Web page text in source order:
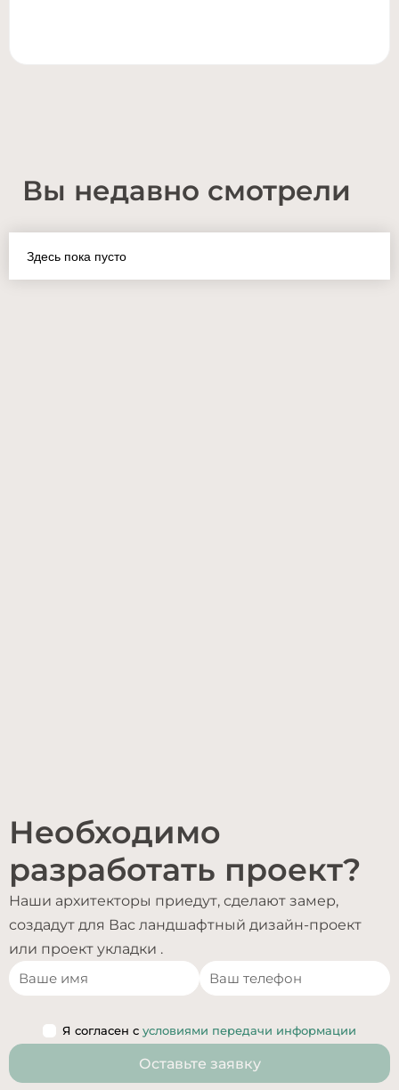
Вы недавно смотрели
Здесь пока пусто
Необходимо
разработать проект?
Наши архитекторы приедут, сделают замер,
создадут для Вас ландшафтный дизайн-проект
или проект укладки .
Я согласен с условиями передачи информации
Оставьте заявку